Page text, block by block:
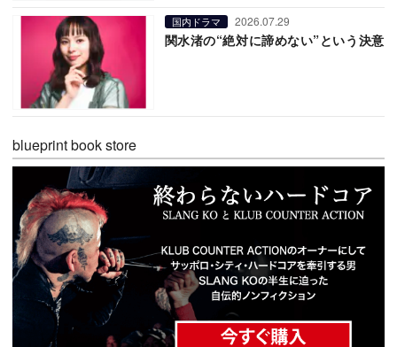
国内ドラマ 2026.07.29
関水渚の“絶対に諦めない”という決意
blueprint book store